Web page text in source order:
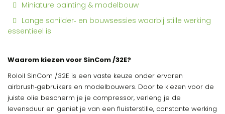
Miniature painting & modelbouw
Lange schilder‑ en bouwsessies waarbij stille werking
essentieel is
Waarom kiezen voor SinCom /32E?
Roloil SinCom /32E is een vaste keuze onder ervaren
airbrush‑gebruikers en modelbouwers. Door te kiezen voor de
juiste olie bescherm je je compressor, verleng je de
levensduur en geniet je van een fluisterstille, constante werking